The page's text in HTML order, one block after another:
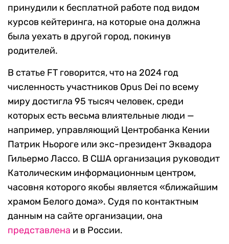
принудили к бесплатной работе под видом
курсов кейтеринга, на которые она должна
была уехать в другой город, покинув
родителей.
В статье FT говорится, что на 2024 год
численность участников Opus Dei по всему
миру достигла 95 тысяч человек, среди
которых есть весьма влиятельные люди —
например, управляющий Центробанка Кении
Патрик Ньороге или экс-президент Эквадора
Гильермо Лассо. В США организация руководит
Католическим информационным центром,
часовня которого якобы является «ближайшим
храмом Белого дома». Судя по контактным
данным на сайте организации, она
представлена и в России.